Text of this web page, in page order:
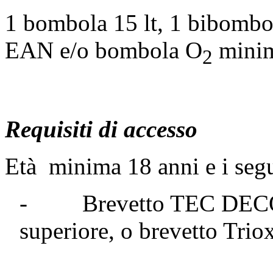
1 bombola 15 lt, 1
EAN e/o bombola O2
Requisiti di accesso
Età minima 18 anni e i
- Brevetto TEC DECO
superiore, o brevetto